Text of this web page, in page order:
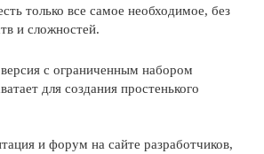
только все самое необходимое, без
и сложностей.
версия с ограниченным набором
для создания простенького
и форум на сайте разработчиков,